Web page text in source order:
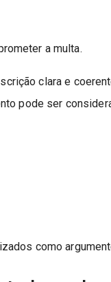
a multa.
clara e
pode ser
como